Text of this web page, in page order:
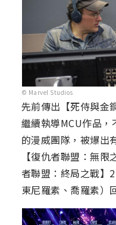
© Marvel Studios
先前傳出【死侍與金
繼續執導MCU作品
的漫威團隊，被爆出
【復仇者聯盟：無
者聯盟：終局之戰】
東尼羅素、喬羅素）